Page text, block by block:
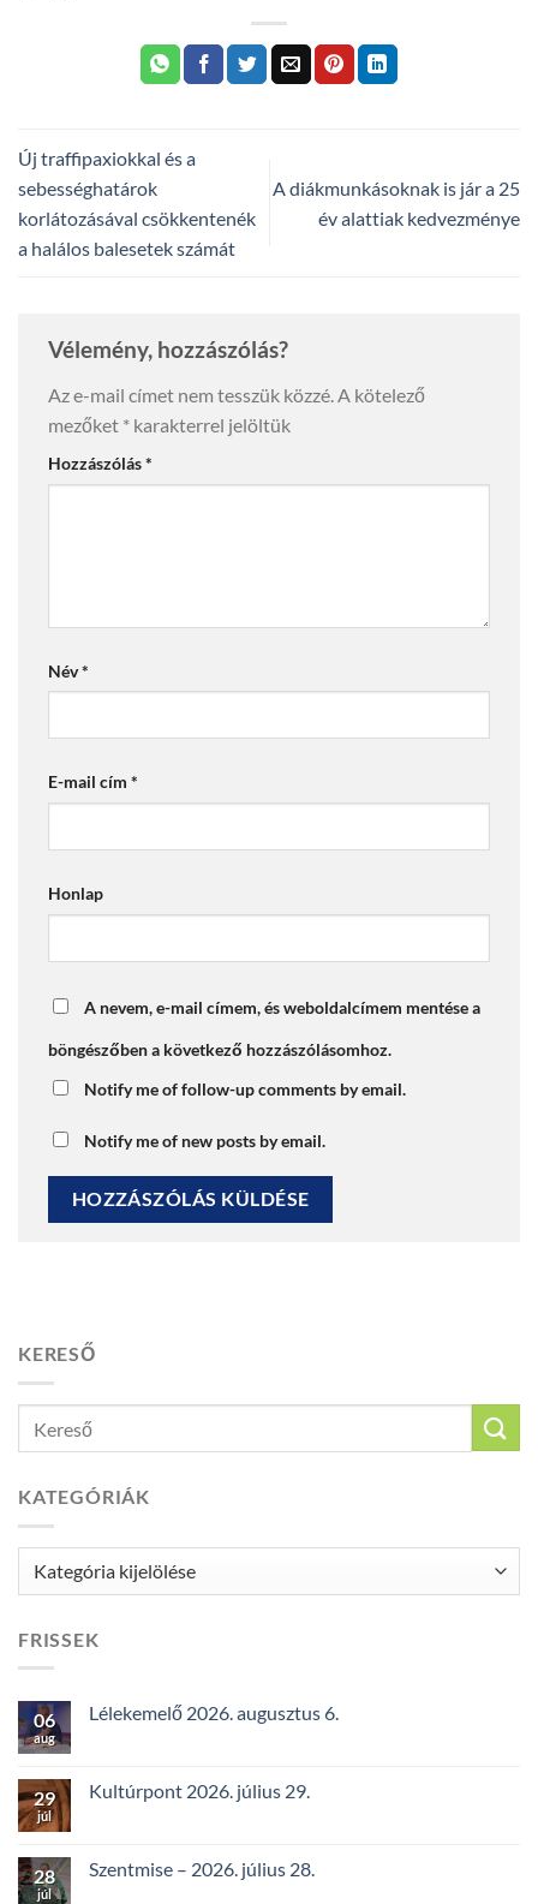
Új traffipaxiokkal és a
sebességhatárok
korlátozásával csökkentenék
a halálos balesetek számát
A diákmunkásoknak is jár a 25
év alattiak kedvezménye
Vélemény, hozzászólás?
Az e-mail címet nem tesszük közzé. A kötelező
mezőket * karakterrel jelöltük
Hozzászólás*
Név*
E-mail cím *
Honlap
A nevem, e-mail címem, és weboldalcímem mentése a
böngészőben a következő hozzászólásomhoz.
Notify me of follow-up comments by email.
Notify me of new posts by email.
KERESŐ
KATEGÓRIÁK
Kategóriák
FRISSEK
06
aug
Lélekemelő 2026. augusztus 6.
29
júl
Kultúrpont 2026. július 29.
28
júl
Szentmise – 2026. július 28.